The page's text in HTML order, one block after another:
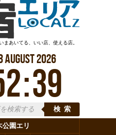
まあいてる、いい店、使える店。
August2026
:39
検索
公園エリ